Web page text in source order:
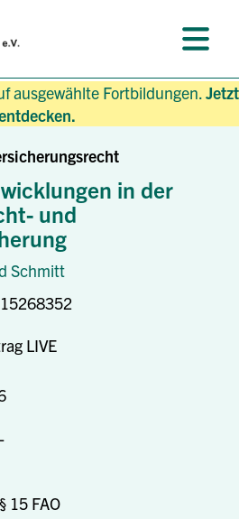
ausgewählte Fortbildungen.Jetzt
in der
und
Schmitt
LIVE
15 FAO